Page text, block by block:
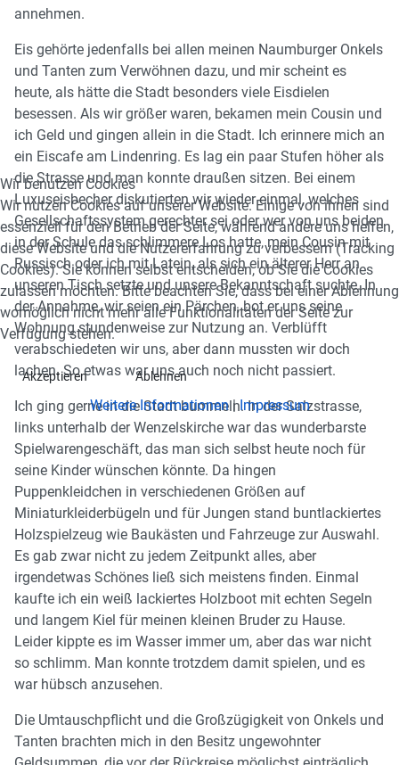
annehmen.
Eis gehörte jedenfalls bei allen meinen Naumburger Onkels
und Tanten zum Verwöhnen dazu, und mir scheint es
heute, als hätte die Stadt besonders viele Eisdielen
besessen. Als wir größer waren, bekamen mein Cousin und
ich Geld und gingen allein in die Stadt. Ich erinnere mich an
ein Eiscafe am Lindenring. Es lag ein paar Stufen höher als
die Strasse und man konnte draußen sitzen. Bei einem
Luxuseisbecher diskutierten wir wieder einmal, welches
Gesellschaftssystem gerechter sei oder wer von uns beiden
in der Schule das schlimmere Los hatte, mein Cousin mit
Russisch oder ich mit Latein, als sich ein älterer Herr an
unseren Tisch setzte und unsere Bekanntschaft suchte. In
der Annahme, wir seien ein Pärchen, bot er uns seine
Wohnung stundenweise zur Nutzung an. Verblüfft
verabschiedeten wir uns, aber dann mussten wir doch
lachen. So etwas war uns auch noch nicht passiert.
Ich ging gerne in die Stadt bummeln. In der Salzstrasse,
links unterhalb der Wenzelskirche war das wunderbarste
Spielwarengeschäft, das man sich selbst heute noch für
seine Kinder wünschen könnte. Da hingen
Puppenkleidchen in verschiedenen Größen auf
Miniaturkleiderbügeln und für Jungen stand buntlackiertes
Holzspielzeug wie Baukästen und Fahrzeuge zur Auswahl.
Es gab zwar nicht zu jedem Zeitpunkt alles, aber
irgendetwas Schönes ließ sich meistens finden. Einmal
kaufte ich ein weiß lackiertes Holzboot mit echten Segeln
und langem Kiel für meinen kleinen Bruder zu Hause.
Leider kippte es im Wasser immer um, aber das war nicht
so schlimm. Man konnte trotzdem damit spielen, und es
war hübsch anzusehen.
Die Umtauschpflicht und die Großzügigkeit von Onkels und
Tanten brachten mich in den Besitz ungewohnter
Wir benutzen Cookies
Wir nutzen Cookies auf unserer Website. Einige von ihnen sind
essenziell für den Betrieb der Seite, während andere uns helfen,
diese Website und die Nutzererfahrung zu verbessern (Tracking
Cookies). Sie können selbst entscheiden, ob Sie die Cookies
zulassen möchten. Bitte beachten Sie, dass bei einer Ablehnung
womöglich nicht mehr alle Funktionalitäten der Seite zur
Verfügung stehen.
Akzeptieren Ablehnen
Weitere Informationen|Impressum